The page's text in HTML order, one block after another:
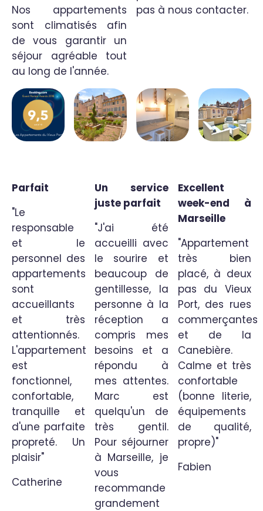
Nos appartements
sont climatisés afin
de vous garantir un
séjour agréable tout
au long de l'année.
pas à nous contacter.
Parfait
"Le
responsable
et le
personnel des
appartements
sont
accueillants
et très
attentionnés.
L'appartement
est
fonctionnel,
confortable,
tranquille et
d'une parfaite
propreté. Un
plaisir"
Catherine
Un service
juste parfait
"J'ai été
accueilli avec
le sourire et
beaucoup de
gentillesse, la
personne à la
réception a
compris mes
besoins et a
répondu à
mes attentes.
Marc est
quelqu'un de
très gentil.
Pour séjourner
à Marseille, je
vous
recommande
grandement
Excellent
week-end à
Marseille
"Appartement
très bien
placé, à deux
pas du Vieux
Port, des rues
commerçantes
et de la
Canebière.
Calme et très
confortable
(bonne literie,
équipements
de qualité,
propre)"
Fabien